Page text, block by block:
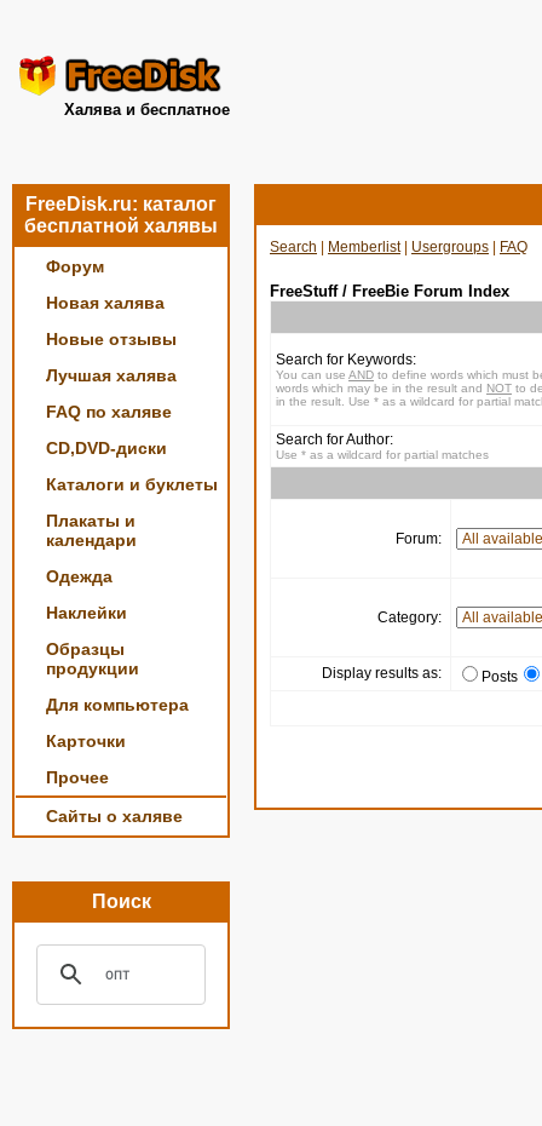
Халява и бесплатное
FreeDisk.ru: каталог
бесплатной халявы
Форум
Новая халява
Новые отзывы
Лучшая халява
FAQ по халяве
CD,DVD-диски
Каталоги и буклеты
Плакаты и
календари
Одежда
Наклейки
Образцы
продукции
Для компьютера
Карточки
Прочее
Сайты о халяве
Поиск
Search Memberlist| Usergroups FAQ
FreeStuff / FreeBie Forum Index
Search for Keywords:
You can use AND to define words which must
words which may be in the result and NOT to
in the result. Use * as a wildcard for partial
Search for Author:
Use * as a wildcard for partial matches
Forum:
Category:
Display results as: Posts